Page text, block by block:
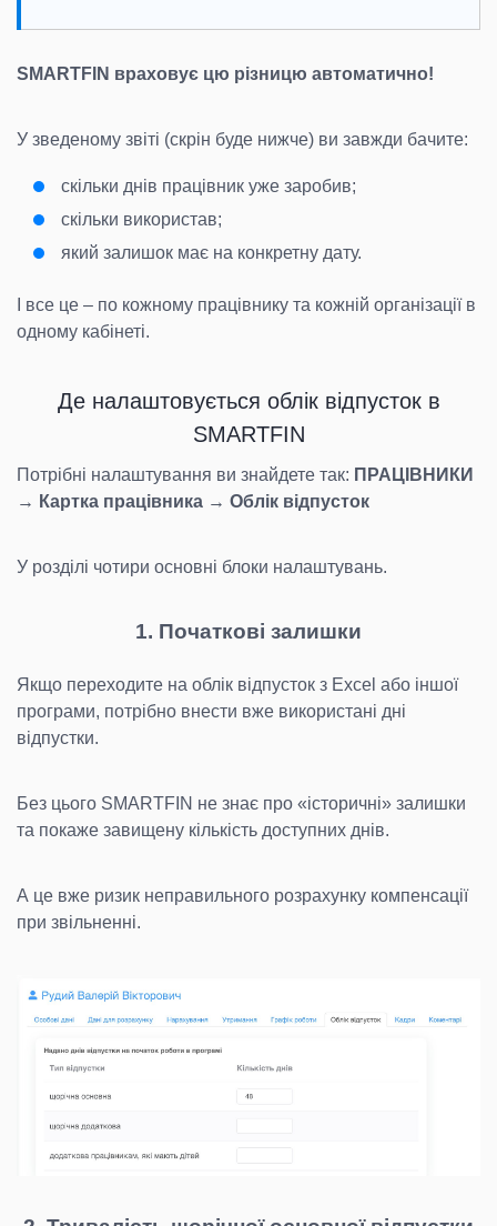
SMARTFIN враховує цю різницю автоматично!
У зведеному звіті (скрін буде нижче) ви завжди бачите:
скільки днів працівник уже заробив;
скільки використав;
який залишок має на конкретну дату.
І все це – по кожному працівнику та кожній організації в
одному кабінеті.
Де налаштовується облік відпусток в
SMARTFIN
Потрібні налаштування ви знайдете так: ПРАЦІВНИКИ
→ Картка працівника → Облік відпусток
У розділі чотири основні блоки налаштувань.
1. Початкові залишки
Якщо переходите на облік відпусток з Excel або іншої
програми, потрібно внести вже використані дні
відпустки.
Без цього SMARTFIN не знає про «історичні» залишки
та покаже завищену кількість доступних днів.
А це вже ризик неправильного розрахунку компенсації
при звільненні.